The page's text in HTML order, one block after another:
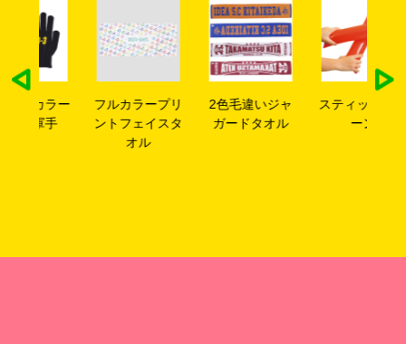
フルカラープリ
ントフェイスタ
2色毛違いジャ
ガードタオル
スティックバル